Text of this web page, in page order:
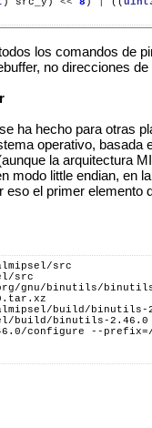
los comandos de
no direcciones
ha hecho para otras
operativo, basada
la arquitectura
modo little endian, en
eso el primer elemento
src
src
gnu/binutils/
build/binutils-
build/binutils-2.46.0
configure --prefix=/